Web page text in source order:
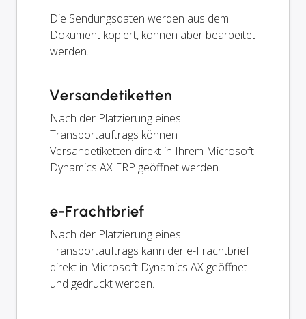
Die Sendungsdaten werden aus dem
Dokument kopiert, können aber bearbeitet
werden.
Versandetiketten
Nach der Platzierung eines
Transportauftrags können
Versandetiketten direkt in Ihrem Microsoft
Dynamics AX ERP geöffnet werden.
e-Frachtbrief
Nach der Platzierung eines
Transportauftrags kann der e-Frachtbrief
direkt in Microsoft Dynamics AX geöffnet
und gedruckt werden.